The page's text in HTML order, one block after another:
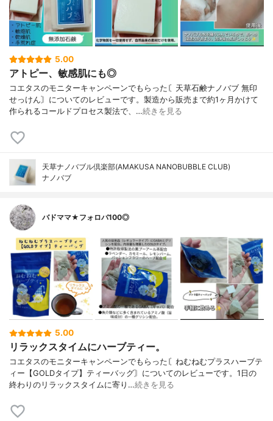
5.00
アトピー、敏感肌にも◎
コエタスのモニターキャンペーンでもらった〘天草石鹸ナノバブ 無印
せっけん〙についてのレビューです。製造から販売まで約1ヶ月かけて
作られるコールドプロセス製法で、…続きを見る
天草ナノバブル倶楽部(AMAKUSA NANOBUBBLE CLUB)
ナノバブ
バドママ★フォロバ100◎
5.00
リラックスタイムにハーブティー。
コエタスのモニターキャンペーンでもらった〘ねむねむプラスハーブテ
ィー【GOLDタイプ】ティーバッグ〙についてのレビューです。1日の
終わりのリラックスタイムに寄り…続きを見る